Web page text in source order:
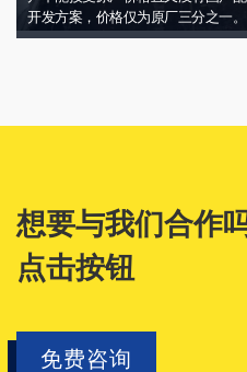
开发方案，价格仅为原厂三分之一。
想要与我们合作
点击按钮
免费咨询